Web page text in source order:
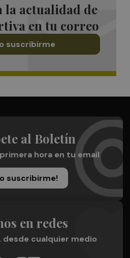
la actualidad de
en tu correo
suscribirme
al Boletín
hora en tu email
suscribirme!
en redes
desde cualquier medio